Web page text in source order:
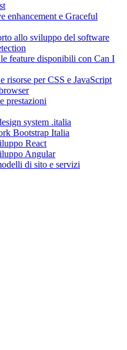
enhancement e Graceful
allo sviluppo del software
feature disponibili con Can I
risorse per CSS e JavaScript
prestazioni
system .italia
Bootstrap Italia
React
Angular
di sito e servizi